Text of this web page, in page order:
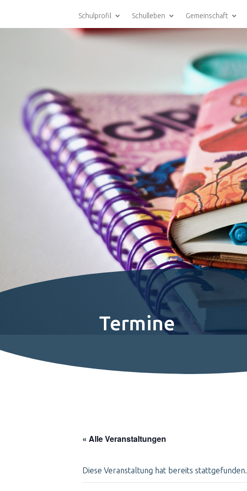
Schulprofil Schulleben Gemeinschaft
Termine
« Alle Veranstaltungen
Diese Veranstaltung hat bereits stattgefunden.